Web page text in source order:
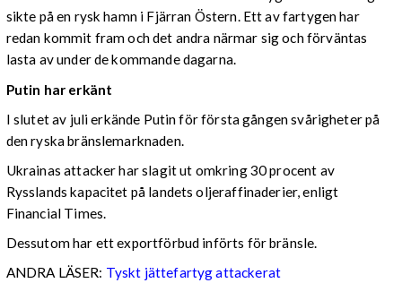
sikte på en rysk hamn i Fjärran Östern. Ett av fartygen har
redan kommit fram och det andra närmar sig och förväntas
lasta av under de kommande dagarna.
Putin har erkänt
I slutet av juli erkände Putin för första gången svårigheter på
den ryska bränslemarknaden.
Ukrainas attacker har slagit ut omkring 30 procent av
Rysslands kapacitet på landets oljeraffinaderier, enligt
Financial Times.
Dessutom har ett exportförbud införts för bränsle.
ANDRA LÄSER: Tyskt jättefartyg attackerat